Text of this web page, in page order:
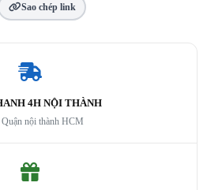
Sao chép link
4H NỘI THÀNH
nội thành HCM